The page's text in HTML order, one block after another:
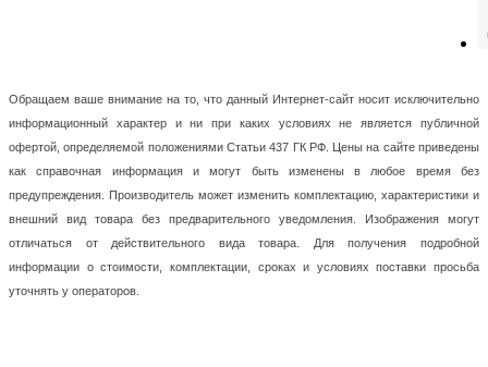
Обращаем ваше внимание на то, что данный Интернет-сайт носит исключительно
информационный характер и ни при каких условиях не является публичной
офертой, определяемой положениями Статьи 437 ГК РФ. Цены на сайте приведены
как справочная информация и могут быть изменены в любое время без
предупреждения. Производитель может изменить комплектацию, характеристики и
внешний вид товара без предварительного уведомления. Изображения могут
отличаться от действительного вида товара. Для получения подробной
информации о стоимости, комплектации, сроках и условиях поставки просьба
уточнять у операторов.